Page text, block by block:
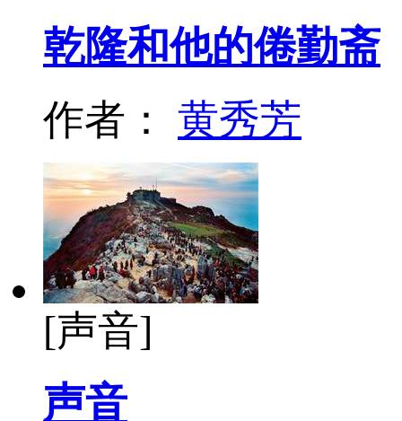
乾隆和他的倦勤斋
作者： 黄秀芳
[声音]
声音